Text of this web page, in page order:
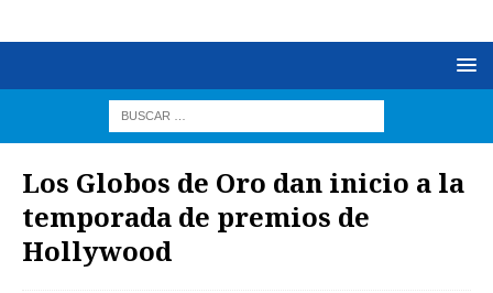
Los Globos de Oro dan inicio a la
temporada de premios de
Hollywood